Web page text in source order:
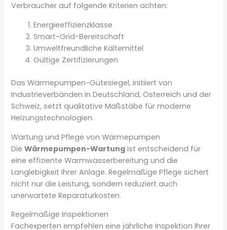
Verbraucher auf folgende Kriterien achten:
Energieeffizienzklasse
Smart-Grid-Bereitschaft
Umweltfreundliche Kältemittel
Gültige Zertifizierungen
Das Wärmepumpen-Gütesiegel, initiiert von
Industrieverbänden in Deutschland, Österreich und der
Schweiz, setzt qualitative Maßstäbe für moderne
Heizungstechnologien.
Wartung und Pflege von Wärmepumpen
DieWärmepumpen-Wartung ist entscheidend für
eine effiziente Warmwasserbereitung und die
Langlebigkeit Ihrer Anlage. Regelmäßige Pflege sichert
nicht nur die Leistung, sondern reduziert auch
unerwartete Reparaturkosten.
Regelmäßige Inspektionen
Fachexperten empfehlen eine jährliche Inspektion Ihrer